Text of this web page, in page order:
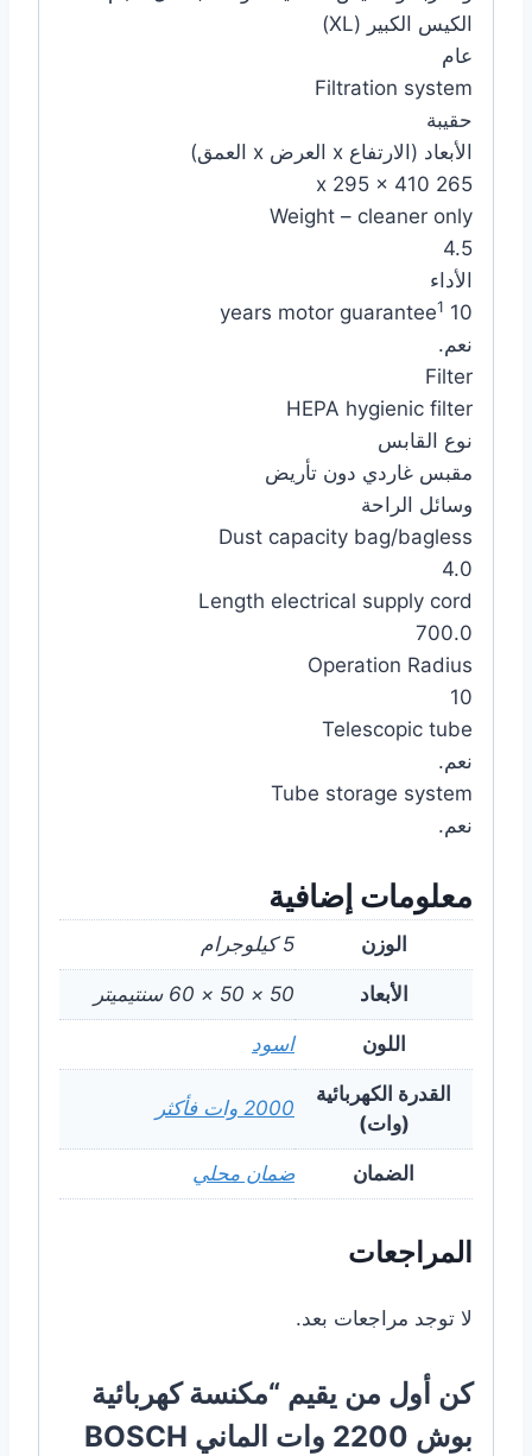
الكيس الكبير (XL)
عام
Filtration system
حقيبة
الأبعاد (الارتفاع x العرض x العمق)
265 x 295 x 410
Weight – cleaner only
4.5
الأداء
10 years motor guarantee
1
نعم.
Filter
HEPA hygienic filter
نوع القابس
مقبس غاردي دون تأريض
وسائل الراحة
Dust capacity bag/bagless
4.0
Length electrical supply cord
700.0
Operation Radius
10
Telescopic tube
نعم.
Tube storage system
نعم.
معلومات إضافية
الوزن 5 كيلوجرام
الأبعاد 50 × 50 × 60 سنتيميتر
اللون اسود
القدرة الكهربائية
(وات)
2000 وات فأكثر
الضمان ضمان محلي
المراجعات
لا توجد مراجعات بعد.
كن أول من يقيم “مكنسة كهربائية
بوش 2200 وات الماني BOSCH